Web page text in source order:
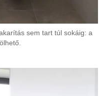
sem tart túl sokáig: a